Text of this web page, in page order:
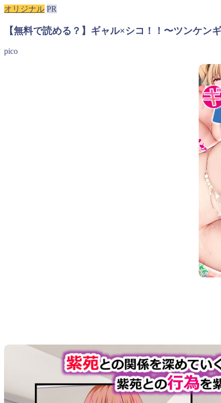
オリジナル PR
【無料で読める？】ギャル×シコ！！〜ツンケン
pico